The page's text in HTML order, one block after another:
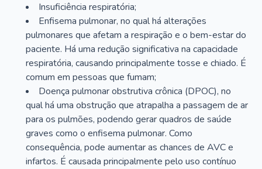
Insuficiência respiratória;
Enfisema pulmonar, no qual há alterações
pulmonares que afetam a respiração e o bem-estar do
paciente. Há uma redução significativa na capacidade
respiratória, causando principalmente tosse e chiado. É
comum em pessoas que fumam;
Doença pulmonar obstrutiva crônica (DPOC), no
qual há uma obstrução que atrapalha a passagem de ar
para os pulmões, podendo gerar quadros de saúde
graves como o enfisema pulmonar. Como
consequência, pode aumentar as chances de AVC e
infartos. É causada principalmente pelo uso contínuo